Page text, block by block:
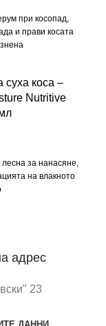
при косопад,
и прави косата
суха коса –
Nutritive
лесна за нанасяне,
на влакното
адрес
23